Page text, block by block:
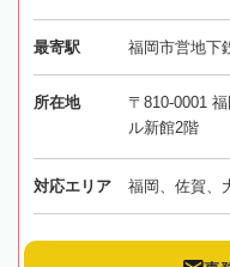
最寄駅 福岡市営地下
所在地
〒810-0001
ル新館2階
対応エリア 福岡、佐賀、